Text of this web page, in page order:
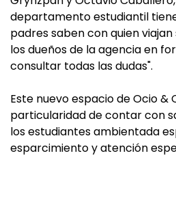
departamento estudiantil
padres saben con quien viajan
los dueños de la agencia en
consultar todas las dudas".
Este nuevo espacio de Ocio &
particularidad de contar con
los estudiantes ambientada
esparcimiento y atención